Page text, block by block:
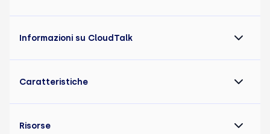
Informazioni su CloudTalk
Caratteristiche
Risorse